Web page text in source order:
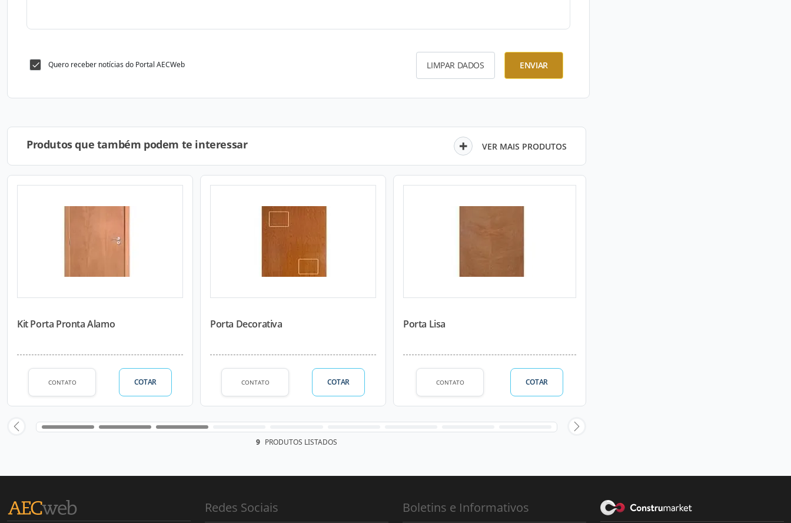
Quero receber notícias do Portal AECWeb LIMPAR DADOS ENVIAR
Produtos que também podem te interessar VER MAIS PRODUTOS
Kit Porta Pronta Alamo
CONTATO COTAR
Porta Decorativa
CONTATO COTAR
Porta Lisa
CONTATO COTAR
9 PRODUTOS LISTADOS
Redes Sociais Boletins e Informativos